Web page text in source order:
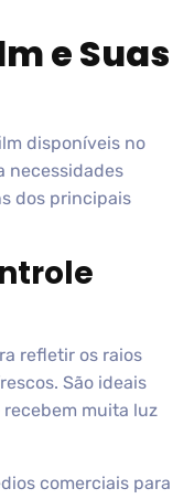
e Suas
disponíveis no
necessidades
dos principais
refletir os raios
São ideais
muita luz
comerciais para